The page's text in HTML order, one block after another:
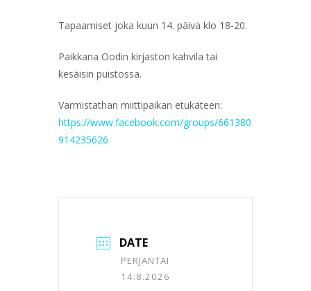
Tapaamiset joka kuun 14. päivä klo 18-20.
Paikkana Oodin kirjaston kahvila tai
kesäisin puistossa.
Varmistathan miittipaikan etukäteen:
https://www.facebook.com/groups/661380
914235626
DATE
PERJANTAI
14.8.2026